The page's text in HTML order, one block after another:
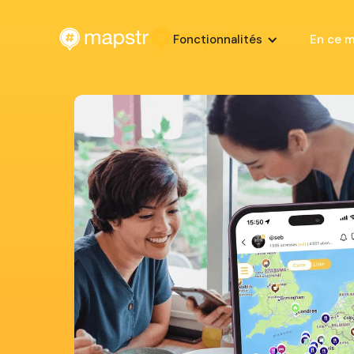
Fonctionnalités En ce